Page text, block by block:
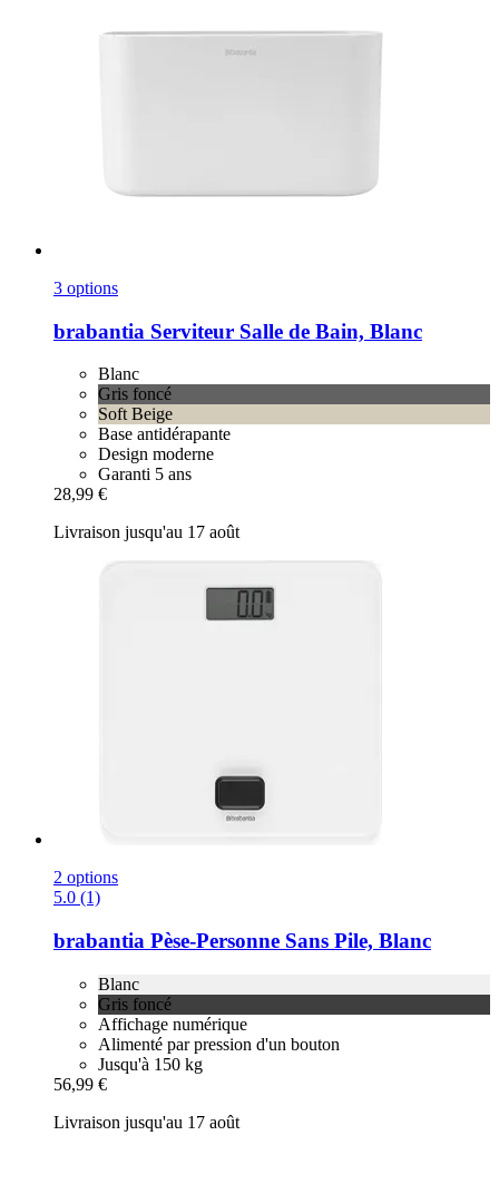
3 options
brabantia Serviteur Salle de Bain, Blanc
Blanc
Gris foncé
Soft Beige
Base antidérapante
Design moderne
Garanti 5 ans
28,99 €
Livraison jusqu'au 17 août
2 options
5.0 (1)
brabantia Pèse-​Personne Sans Pile, Blanc
Blanc
Gris foncé
Affichage numérique
Alimenté par pression d'un bouton
Jusqu'à 150 kg
56,99 €
Livraison jusqu'au 17 août